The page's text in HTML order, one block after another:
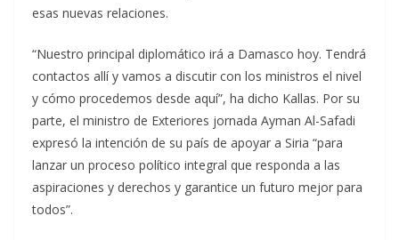
esas nuevas relaciones.
“Nuestro principal diplomático irá a Damasco hoy. Tendrá
contactos allí y vamos a discutir con los ministros el nivel
y cómo procedemos desde aquí”, ha dicho Kallas. Por su
parte, el ministro de Exteriores jornada Ayman Al-Safadi
expresó la intención de su país de apoyar a Siria “para
lanzar un proceso político integral que responda a las
aspiraciones y derechos y garantice un futuro mejor para
todos”.